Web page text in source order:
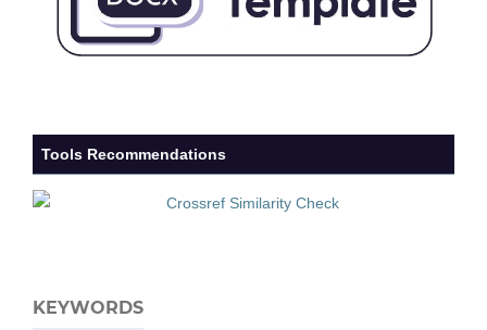
Tools Recommendations
KEYWORDS